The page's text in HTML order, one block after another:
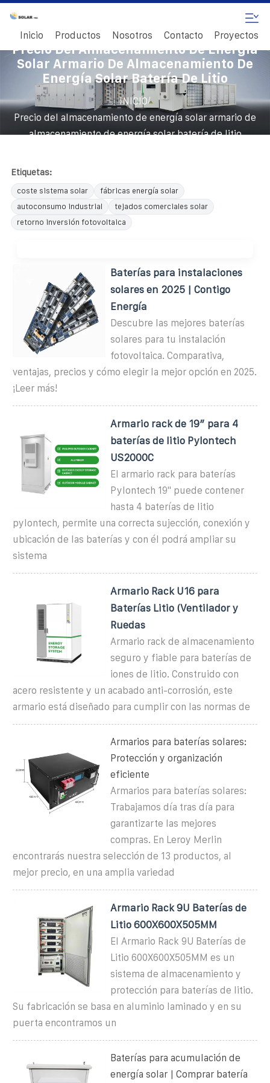
Inicio Productos Nosotros Contacto Proyectos
Precio Del Almacenamiento De Energía
Solar Armario De Almacenamiento De
Energía Solar Batería De Litio
INICIO/
Precio del almacenamiento de energía solar armario de
almacenamiento de energía solar batería de litio
Etiquetas:
coste sistema solar
fábricas energía solar
autoconsumo industrial
tejados comerciales solar
retorno inversión fotovoltaica
Baterías para instalaciones
solares en 2025 | Contigo
Energía
Descubre las mejores baterías
solares para tu instalación
fotovoltaica. Comparativa,
ventajas, precios y cómo elegir la mejor opción en 2025.
¡Leer más!
Armario rack de 19″ para 4
baterías de litio Pylontech
US2000C
El armario rack para baterías
Pylontech 19'' puede contener
hasta 4 baterías de litio
pylontech, permite una correcta sujección, conexión y
ubicación de las baterías y con él podrá ampliar su
sistema
Armario Rack U16 para
Baterías Litio (Ventilador y
Ruedas
Armario rack de almacenamiento
seguro y fiable para baterías de
iones de litio. Construido con
acero resistente y un acabado anti-corrosión, este
armario está diseñado para cumplir con las normas de
Armarios para baterías solares:
Protección y organización
eficiente
Armarios para baterías solares:
Trabajamos día tras día para
garantizarte las mejores
compras. En Leroy Merlin
encontrarás nuestra selección de 13 productos, al
mejor precio, en una amplia variedad
Armario Rack 9U Baterías de
Litio 600X600X505MM
El Armario Rack 9U Baterías de
Litio 600X600X505MM es un
sistema de almacenamiento y
protección para baterías de litio.
Su fabricación se basa en aluminio laminado y en su
puerta encontramos un
Baterías para acumulación de
energía solar | Comprar batería